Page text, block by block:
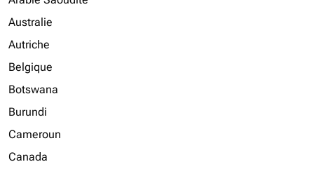
Australie
Autriche
Belgique
Botswana
Burundi
Cameroun
Canada